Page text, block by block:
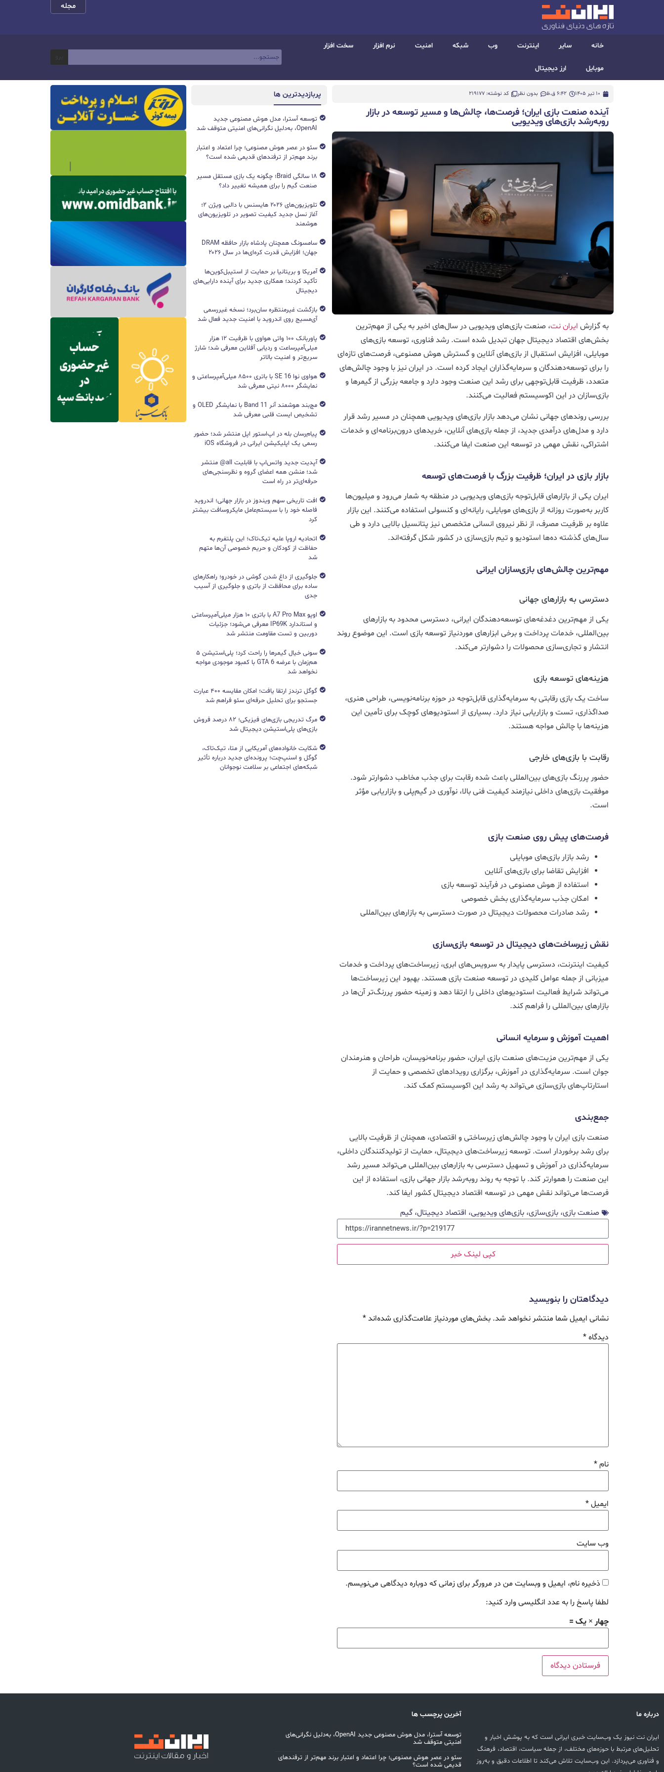
مجله
خانه سایر اینترنت وب شبکه امنیت نرم افزار سخت افزار
موبایل ارز دیجیتال
10 تیر 1405 6:42 ق.ظ بدون نظر کد نوشته: 219177
آینده صنعت بازی ایران؛ فرصت‌ها، چالش‌ها و مسیر توسعه در بازار
رو‌به‌رشد بازی‌های ویدیویی
به گزارش ایران نت، صنعت بازی‌های ویدیویی در سال‌های اخیر به یکی از مهم‌ترین
بخش‌های اقتصاد دیجیتال جهان تبدیل شده است. رشد فناوری، توسعه بازی‌های
موبایلی، افزایش استقبال از بازی‌های آنلاین و گسترش هوش مصنوعی، فرصت‌های تازه‌ای
را برای توسعه‌دهندگان و سرمایه‌گذاران ایجاد کرده است. در ایران نیز با وجود چالش‌های
متعدد، ظرفیت قابل‌توجهی برای رشد این صنعت وجود دارد و جامعه بزرگی از گیمرها و
بازی‌سازان در این اکوسیستم فعالیت می‌کنند.
بررسی روندهای جهانی نشان می‌دهد بازار بازی‌های ویدیویی همچنان در مسیر رشد قرار
دارد و مدل‌های درآمدی جدید، از جمله بازی‌های آنلاین، خریدهای درون‌برنامه‌ای و خدمات
اشتراکی، نقش مهمی در توسعه این صنعت ایفا می‌کنند.
بازار بازی در ایران؛ ظرفیت بزرگ با فرصت‌های توسعه
ایران یکی از بازارهای قابل‌توجه بازی‌های ویدیویی در منطقه به شمار می‌رود و میلیون‌ها
کاربر به‌صورت روزانه از بازی‌های موبایلی، رایانه‌ای و کنسولی استفاده می‌کنند. این بازار
علاوه بر ظرفیت مصرف، از نظر نیروی انسانی متخصص نیز پتانسیل بالایی دارد و طی
سال‌های گذشته ده‌ها استودیو و تیم بازی‌سازی در کشور شکل گرفته‌اند.
مهم‌ترین چالش‌های بازی‌سازان ایرانی
دسترسی به بازارهای جهانی
یکی از مهم‌ترین دغدغه‌های توسعه‌دهندگان ایرانی، دسترسی محدود به بازارهای
بین‌المللی، خدمات پرداخت و برخی ابزارهای موردنیاز توسعه بازی است. این موضوع روند
انتشار و تجاری‌سازی محصولات را دشوارتر می‌کند.
هزینه‌های توسعه بازی
ساخت یک بازی رقابتی به سرمایه‌گذاری قابل‌توجه در حوزه برنامه‌نویسی، طراحی هنری،
صداگذاری، تست و بازاریابی نیاز دارد. بسیاری از استودیوهای کوچک برای تأمین این
هزینه‌ها با چالش مواجه هستند.
رقابت با بازی‌های خارجی
حضور پررنگ بازی‌های بین‌المللی باعث شده رقابت برای جذب مخاطب دشوارتر شود.
موفقیت بازی‌های داخلی نیازمند کیفیت فنی بالا، نوآوری در گیم‌پلی و بازاریابی مؤثر
است.
فرصت‌های پیش روی صنعت بازی
رشد بازار بازی‌های موبایلی
افزایش تقاضا برای بازی‌های آنلاین
استفاده از هوش مصنوعی در فرآیند توسعه بازی
امکان جذب سرمایه‌گذاری بخش خصوصی
رشد صادرات محصولات دیجیتال در صورت دسترسی به بازارهای بین‌المللی
نقش زیرساخت‌های دیجیتال در توسعه بازی‌سازی
کیفیت اینترنت، دسترسی پایدار به سرویس‌های ابری، زیرساخت‌های پرداخت و خدمات
میزبانی از جمله عوامل کلیدی در توسعه صنعت بازی هستند. بهبود این زیرساخت‌ها
می‌تواند شرایط فعالیت استودیوهای داخلی را ارتقا دهد و زمینه حضور پررنگ‌تر آن‌ها در
بازارهای بین‌المللی را فراهم کند.
اهمیت آموزش و سرمایه انسانی
یکی از مهم‌ترین مزیت‌های صنعت بازی ایران، حضور برنامه‌نویسان، طراحان و هنرمندان
جوان است. سرمایه‌گذاری در آموزش، برگزاری رویدادهای تخصصی و حمایت از
استارتاپ‌های بازی‌سازی می‌تواند به رشد این اکوسیستم کمک کند.
جمع‌بندی
صنعت بازی ایران با وجود چالش‌های زیرساختی و اقتصادی، همچنان از ظرفیت بالایی
برای رشد برخوردار است. توسعه زیرساخت‌های دیجیتال، حمایت از تولیدکنندگان داخلی،
سرمایه‌گذاری در آموزش و تسهیل دسترسی به بازارهای بین‌المللی می‌تواند مسیر رشد
این صنعت را هموارتر کند. با توجه به روند رو‌به‌رشد بازار جهانی بازی، استفاده از این
فرصت‌ها می‌تواند نقش مهمی در توسعه اقتصاد دیجیتال کشور ایفا کند.
صنعت بازی، بازی‌سازی، بازی‌های ویدیویی، اقتصاد دیجیتال، گیم
کپی لینک خبر
دیدگاهتان را بنویسید
نشانی ایمیل شما منتشر نخواهد شد. بخش‌های موردنیاز علامت‌گذاری شده‌اند*
دیدگاه*
نام*
ایمیل*
وب‌ سایت
ذخیره نام، ایمیل و وبسایت من در مرورگر برای زمانی که دوباره دیدگاهی می‌نویسم.
لطفا پاسخ را به عدد انگلیسی وارد کنید:
چهار × یک =
پربازدیدترین ها
توسعه آسترا، مدل هوش مصنوعی جدید
OpenAI، به‌دلیل نگرانی‌های امنیتی متوقف شد
سئو در عصر هوش مصنوعی؛ چرا اعتماد و اعتبار
برند مهم‌تر از ترفندهای قدیمی شده است؟
۱۸ سالگی Braid؛ چگونه یک بازی مستقل مسیر
صنعت گیم را برای همیشه تغییر داد؟
تلویزیون‌های ۲۰۲۶ هایسنس با دالبی ویژن ۲؛
آغاز نسل جدید کیفیت تصویر در تلویزیون‌های
هوشمند
سامسونگ همچنان پادشاه بازار حافظه DRAM
جهان؛ افزایش قدرت کره‌ای‌ها در سال ۲۰۲۶
آمریکا و بریتانیا بر حمایت از استیبل‌کوین‌ها
تأکید کردند؛ همکاری جدید برای آینده دارایی‌های
دیجیتال
بازگشت غیرمنتظره سان‌برد؛ نسخه غیررسمی
آی‌مسیج روی اندروید با امنیت جدید فعال شد
پاوربانک ۱۰۰ واتی هواوی با ظرفیت ۱۲ هزار
میلی‌آمپرساعت و ردیابی آفلاین معرفی شد؛ شارژ
سریع‌تر و امنیت بالاتر
هواوی نوا 16 SE با باتری ۸۵۰۰ میلی‌آمپرساعتی و
نمایشگر ۸۰۰۰ نیتی معرفی شد
مچ‌بند هوشمند آنر Band 11 با نمایشگر OLED و
تشخیص ایست قلبی معرفی شد
پیام‌رسان بله در اپ‌استور اپل منتشر شد؛ حضور
رسمی یک اپلیکیشن ایرانی در فروشگاه iOS
آپدیت جدید واتس‌اپ با قابلیت all@ منتشر
شد؛ منشن همه اعضای گروه و نظرسنجی‌های
حرفه‌ای‌تر در راه است
افت تاریخی سهم ویندوز در بازار جهانی؛ اندروید
فاصله خود را با سیستم‌عامل مایکروسافت بیشتر
کرد
اتحادیه اروپا علیه تیک‌تاک؛ این پلتفرم به
حفاظت از کودکان و حریم خصوصی آن‌ها متهم
شد
جلوگیری از داغ شدن گوشی در خودرو؛ راهکارهای
ساده برای محافظت از باتری و جلوگیری از آسیب
جدی
اوپو A7 Pro Max با باتری ۱۰ هزار میلی‌آمپرساعتی
و استاندارد IP69K معرفی می‌شود؛ جزئیات
دوربین و تست مقاومت منتشر شد
سونی خیال گیمرها را راحت کرد؛ پلی‌استیشن ۵
هم‌زمان با عرضه GTA 6 با کمبود موجودی مواجه
نخواهد شد
گوگل ترندز ارتقا یافت؛ امکان مقایسه ۴۰۰ عبارت
جستجو برای تحلیل حرفه‌ای سئو فراهم شد
مرگ تدریجی بازی‌های فیزیکی؛ ۸۲ درصد فروش
بازی‌های پلی‌استیشن دیجیتال شد
شکایت خانواده‌های آمریکایی از متا، تیک‌تاک،
گوگل و اسنپ‌چت؛ پرونده‌ای جدید درباره تأثیر
شبکه‌های اجتماعی بر سلامت نوجوانان
درباره ما
ایران نت نیوز یک وب‌سایت خبری ایرانی است که به پوشش اخبار و
تحلیل‌های مرتبط با حوزه‌های مختلف، از جمله سیاست، اقتصاد، فرهنگ
و فناوری می‌پردازد. این وب‌سایت تلاش می‌کند تا اطلاعات دقیق و به‌روز
آخرین پرچسب ها
توسعه آسترا، مدل هوش مصنوعی جدید OpenAI، به‌دلیل نگرانی‌های
امنیتی متوقف شد
سئو در عصر هوش مصنوعی؛ چرا اعتماد و اعتبار برند مهم‌تر از ترفندهای
قدیمی شده است؟